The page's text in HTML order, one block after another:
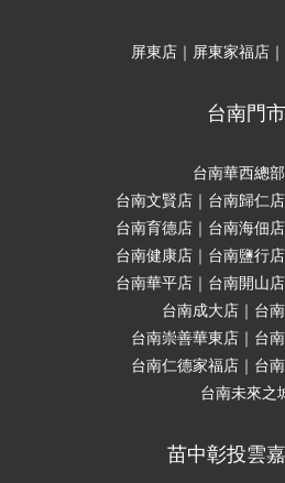
屏東店｜屏東家福店
台南門市
台南華西總
台南文賢店｜台南歸仁
台南育德店｜台南海佃
台南健康店｜台南鹽行
台南華平店｜台南開山
台南成大店｜台
台南崇善華東店｜台
台南仁德家福店｜台
台南未來之
苗中彰投雲